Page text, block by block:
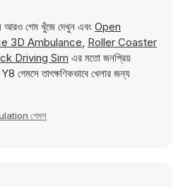
আরও গেম খুঁজে দেখুন এবং Open
3D Ambulance, Roller Coaster
Driving Sim এর মতো জনপ্রিয়
গেমসে তাৎক্ষণিকভাবে খেলার জন্য
গেমস